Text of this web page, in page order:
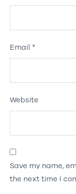
Email *
Website
Save my name,
the next time I